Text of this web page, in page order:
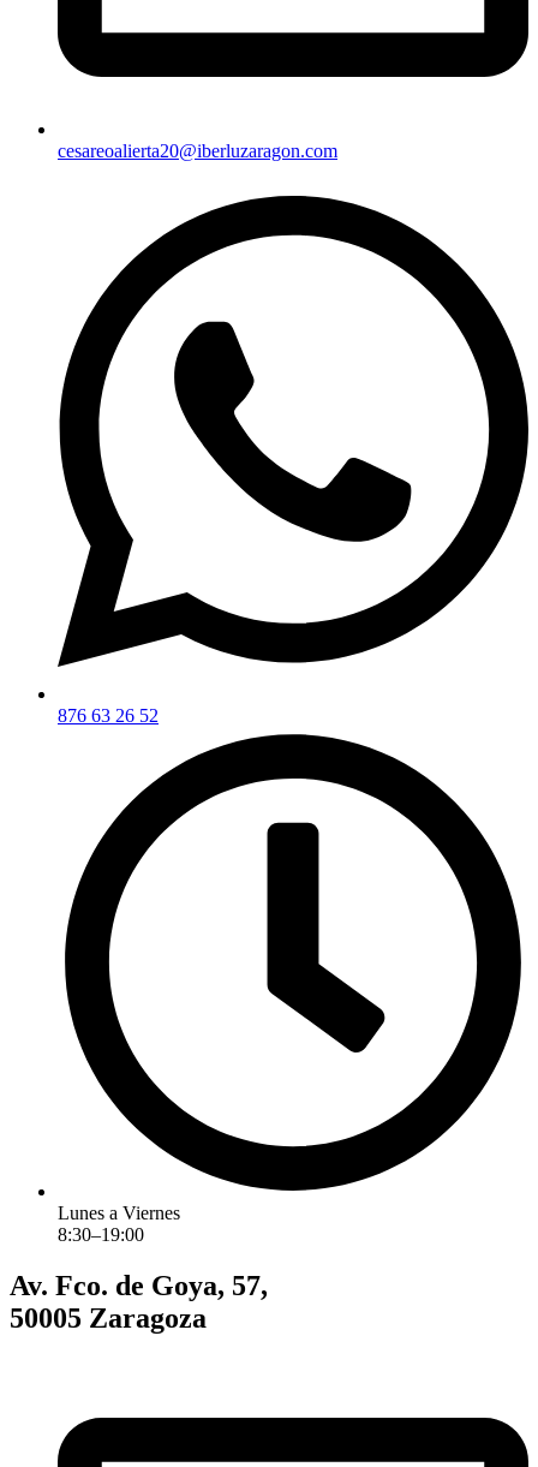
cesareoalierta20@iberluzaragon.com
876 63 26 52
Lunes a Viernes
8:30–19:00
Av. Fco. de Goya, 57,
50005 Zaragoza